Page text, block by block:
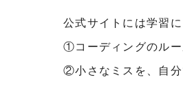
公式サイトには学習
①コーディングのルー
②小さなミスを、自分